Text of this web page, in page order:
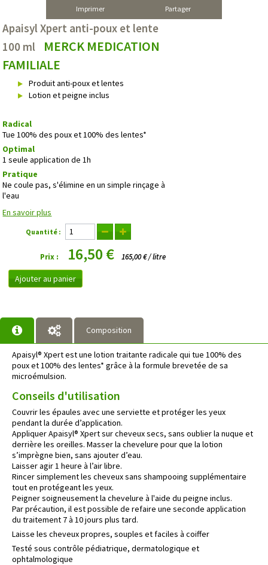
Imprimer Partager
Apaisyl Xpert anti-poux et lente
100 ml
MERCK MEDICATION
FAMILIALE
Produit anti-poux et lentes
Lotion et peigne inclus
Radical
Tue 100% des poux et 100% des lentes*
Optimal
1 seule application de 1h
Pratique
Ne coule pas, s'élimine en un simple rinçage à
l'eau
En savoir plus
Quantité :
Prix : 16,50 € 165,00 € / litre
Ajouter au panier
Composition
Apaisyl® Xpert est une lotion traitante radicale qui tue 100% des
poux et 100% des lentes* grâce à la formule brevetée de sa
microémulsion.
Conseils d'utilisation
Couvrir les épaules avec une serviette et protéger les yeux
pendant la durée d’application.
Appliquer Apaisyl® Xpert sur cheveux secs, sans oublier la nuque et
derrière les oreilles. Masser la chevelure pour que la lotion
s’imprègne bien, sans ajouter d’eau.
Laisser agir 1 heure à l’air libre.
Rincer simplement les cheveux sans shampooing supplémentaire
tout en protégeant les yeux.
Peigner soigneusement la chevelure à l'aide du peigne inclus.
Par précaution, il est possible de refaire une seconde application
du traitement 7 à 10 jours plus tard.
Laisse les cheveux propres, souples et faciles à coiffer
Testé sous contrôle pédiatrique, dermatologique et
ophtalmologique